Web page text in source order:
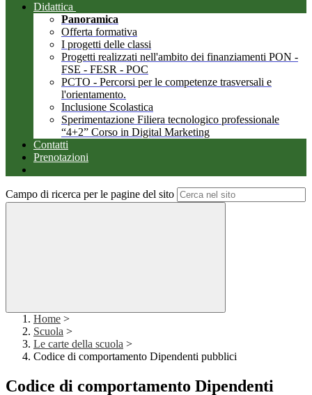
Didattica
Panoramica
Offerta formativa
I progetti delle classi
Progetti realizzati nell'ambito dei finanziamenti PON -
FSE - FESR - POC
PCTO - Percorsi per le competenze trasversali e
l'orientamento.
Inclusione Scolastica
Sperimentazione Filiera tecnologico professionale
“4+2” Corso in Digital Marketing
Contatti
Prenotazioni
Campo di ricerca per le pagine del sito
Home >
Scuola >
Le carte della scuola >
Codice di comportamento Dipendenti pubblici
Codice di comportamento Dipendenti